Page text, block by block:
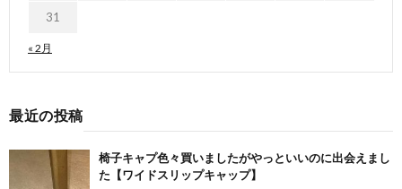
« 2月
31
最近の投稿
椅子キャプ色々買いましたがやっといいのに出会えまし
た【ワイドスリップキャップ】